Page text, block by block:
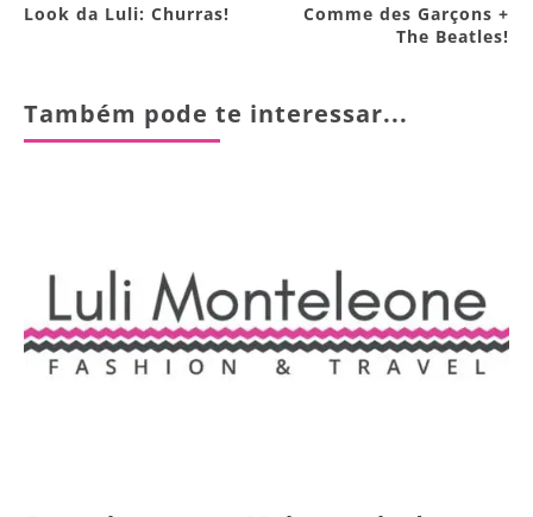
Look da Luli: Churras!
Comme des Garçons +
The Beatles!
Também pode te interessar...